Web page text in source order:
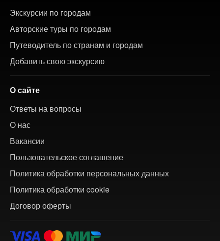
Экскурсии по городам
Авторские туры по городам
Путеводитель по странам и городам
Добавить свою экскурсию
О сайте
Ответы на вопросы
О нас
Вакансии
Пользовательское соглашение
Политика обработки персональных данных
Политика обработки cookie
Договор оферты